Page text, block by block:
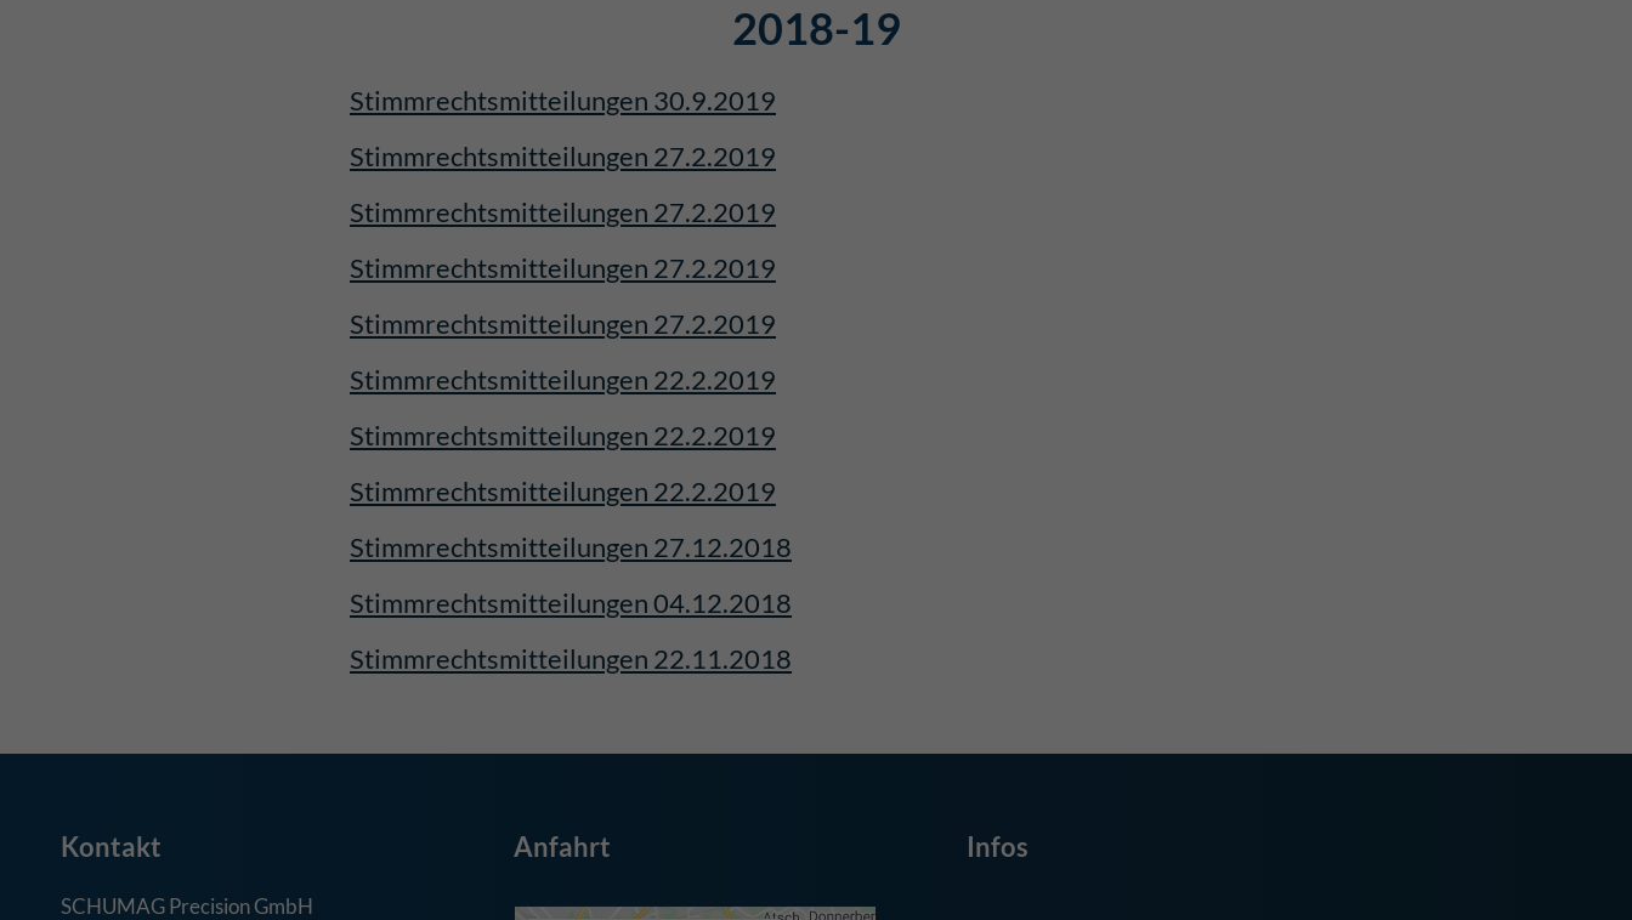
2018-19
Stimmrechtsmitteilungen 30.9.2019
Stimmrechtsmitteilungen 27.2.2019
Stimmrechtsmitteilungen 27.2.2019
Stimmrechtsmitteilungen 27.2.2019
Stimmrechtsmitteilungen 27.2.2019
Stimmrechtsmitteilungen 22.2.2019
Stimmrechtsmitteilungen 22.2.2019
Stimmrechtsmitteilungen 22.2.2019
Stimmrechtsmitteilungen 27.12.2018
Stimmrechtsmitteilungen 04.12.2018
Stimmrechtsmitteilungen 22.11.2018
Kontakt
SCHUMAG Precision GmbH
Anfahrt Infos